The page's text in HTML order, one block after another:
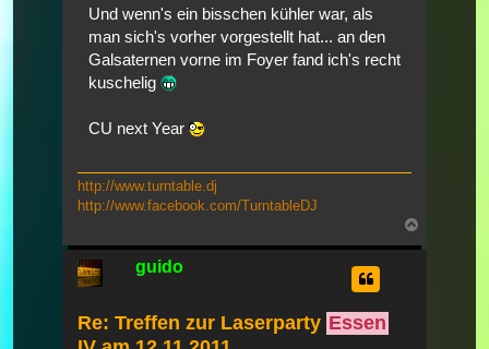
Und wenn's ein bisschen kühler war, als
man sich's vorher vorgestellt hat... an den
Galsaternen vorne im Foyer fand ich's recht
kuschelig
CU next Year
http://www.turntable.dj
http://www.facebook.com/TurntableDJ
guido
Re: Treffen zur Laserparty Essen